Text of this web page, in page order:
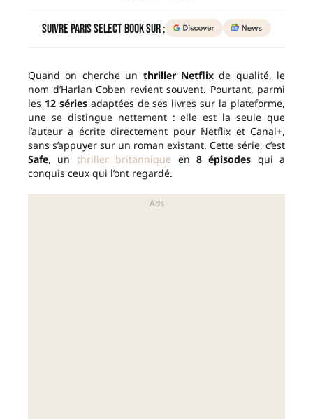
Suivre Paris Select Book sur :
Quand on cherche un thriller Netflixde qualité, le
nom d’Harlan Coben revient souvent. Pourtant, parmi
les 12 sériesadaptées de ses livres sur la plateforme,
une se distingue nettement : elle est la seule que
l’auteur a écrite directement pour Netflix et Canal+,
sans s’appuyer sur un roman existant. Cette série, c’est
Safe, un thriller britannique en 8 épisodes qui a
conquis ceux qui l’ont regardé.